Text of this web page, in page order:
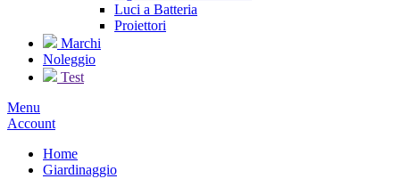
Luci a Batteria
Proiettori
Marchi
Noleggio
Test
Menu
Account
Home
Giardinaggio